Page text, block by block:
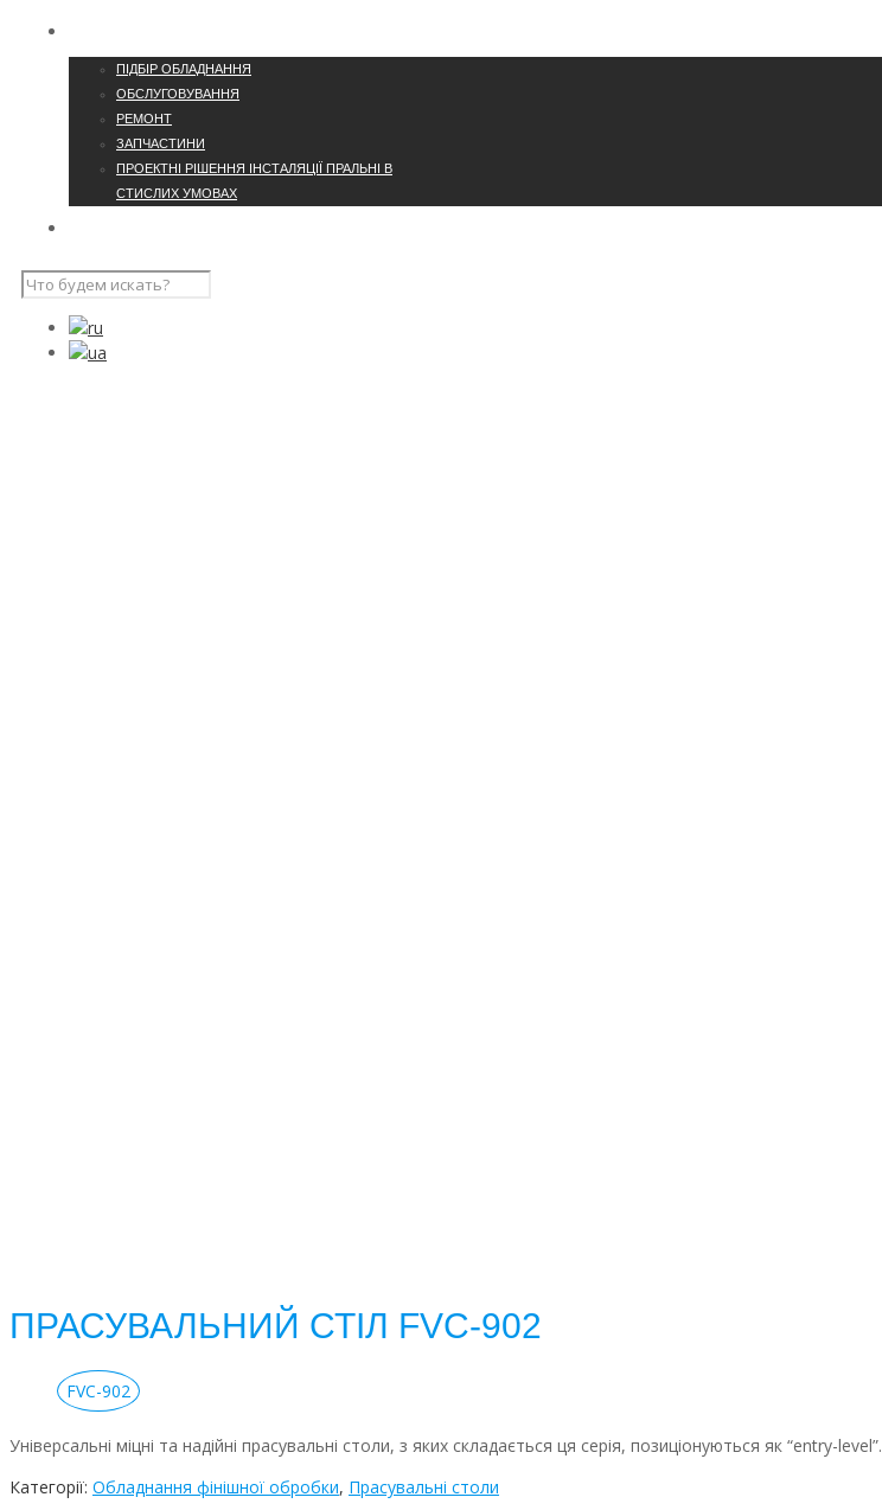
ПІДБІР ОБЛАДНАННЯ
ОБСЛУГОВУВАННЯ
РЕМОНТ
ЗАПЧАСТИНИ
ПРОЕКТНІ РІШЕННЯ ІНСТАЛЯЦІЇ ПРАЛЬНІ В
СТИСЛИХ УМОВАХ
ПРАСУВАЛЬНИЙ СТІЛ FVC-902
FVC-902
Універсальні міцні та надійні прасувальні столи, з яких складається ця серія, позиціонуються як “entry-level”.
Категорії: Обладнання фінішної обробки, Прасувальні столи